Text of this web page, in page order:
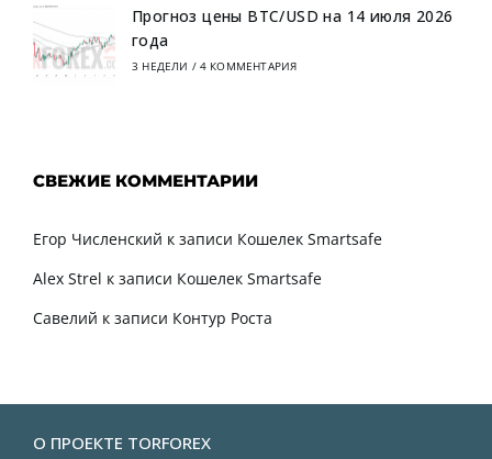
Прогноз цены BTC/USD на 14 июля 2026
года
3 НЕДЕЛИ / 4 КОММЕНТАРИЯ
СВЕЖИЕ КОММЕНТАРИИ
Егор Численский к записи Кошелек Smartsafe
Alex Strel к записи Кошелек Smartsafe
Савелий к записи Контур Роста
О ПРОЕКТЕ TORFOREX